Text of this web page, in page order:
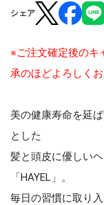
シェア
※ご注文確定後のキ
承のほどよろしく
美の健康寿命を延
とした
髪と頭皮に優しい
「HAYEL」。
毎日の習慣に取り